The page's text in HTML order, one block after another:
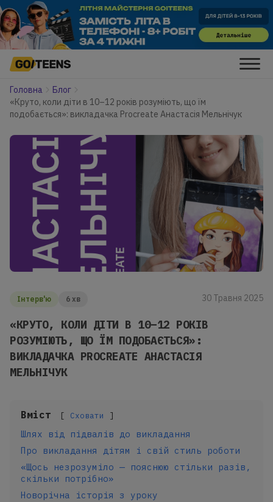
Головна
Блог
«Круто, коли діти в 10–12 років розуміють, що їм
подобається»: викладачка Procreate Анастасія Мельнічук
Інтерв'ю 6 хв 30 Травня 2025
«КРУТО, КОЛИ ДІТИ В 10–12 РОКІВ
РОЗУМІЮТЬ, ЩО ЇМ ПОДОБАЄТЬСЯ»:
ВИКЛАДАЧКА PROCREATE АНАСТАСІЯ
МЕЛЬНІЧУК
Вміст Сховати
Шлях від підвалів до викладання
Про викладання дітям і свій стиль роботи
«Щось незрозуміло — пояснюю стільки разів,
скільки потрібно»
Новорічна історія з уроку